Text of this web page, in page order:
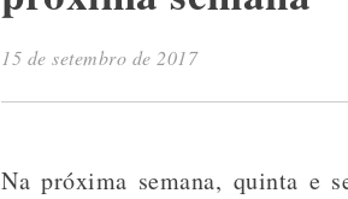
15 de setembro de 2017
Na próxima semana, quinta e